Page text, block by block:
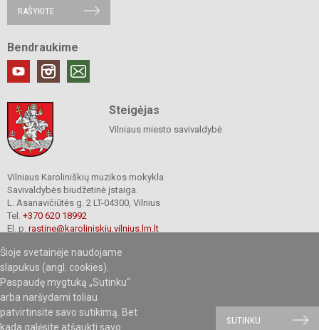
Šioje svetainėje naudojame
slapukus (angl. cookies).
Paspaudę mygtuką „Sutinku“
arba naršydami toliau
patvirtinsite savo sutikimą. Bet
kada galėsite atšaukti savo
SUTINKU
RAŠYKITE
Bendraukime
Steigėjas
Vilniaus miesto savivaldybė
Vilniaus Karoliniškių muzikos mokykla
Savivaldybės biudžetinė įstaiga.
L. Asanavičiūtės g. 2 LT-04300, Vilnius
Tel. +370 620 18992
El. p. rastine@karoliniskiu.vilnius.lm.lt
Juridinių asmenų registre
Įmonės kodas 191662566
© 2019.Vilniaus Karoliniškių muzikos mokykla. Visos teisės saugomos.